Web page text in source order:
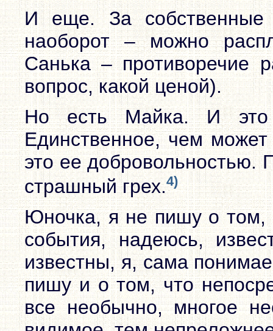
И еще. За
наоборот – можно
Санька – противоречие
вопрос, какой ценой).
Но есть Майка. И это
Единственное, чем
это ее
страшный грех.4)
Юночка, я не пишу о том,
события, надеюсь,
известны, я, сама
пишу и о том, что
все необычно, многое